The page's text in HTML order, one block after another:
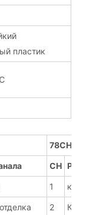
пластик
78CH
CH
1
2